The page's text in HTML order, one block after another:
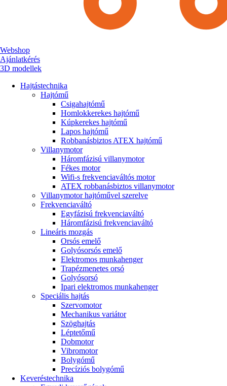
Webshop
Ajánlatkérés
3D modellek
Hajtástechnika
Hajtómű
Csigahajtómű
Homlokkerekes hajtómű
Kúpkerekes hajtómű
Lapos hajtómű
Robbanásbiztos ATEX hajtómű
Villanymotor
Háromfázisú villanymotor
Fékes motor
Wifi-s frekvenciaváltós motor
ATEX robbanásbiztos villanymotor
Villanymotor hajtóművel szerelve
Frekvenciaváltó
Egyfázisú frekvenciaváltó
Háromfázisú frekvenciaváltó
Lineáris mozgás
Orsós emelő
Golyósorsós emelő
Elektromos munkahenger
Trapézmenetes orsó
Golyósorsó
Ipari elektromos munkahenger
Speciális hajtás
Szervomotor
Mechanikus variátor
Szöghajtás
Léptetőmű
Dobmotor
Vibromotor
Bolygómű
Precíziós bolygómű
Keveréstechnika